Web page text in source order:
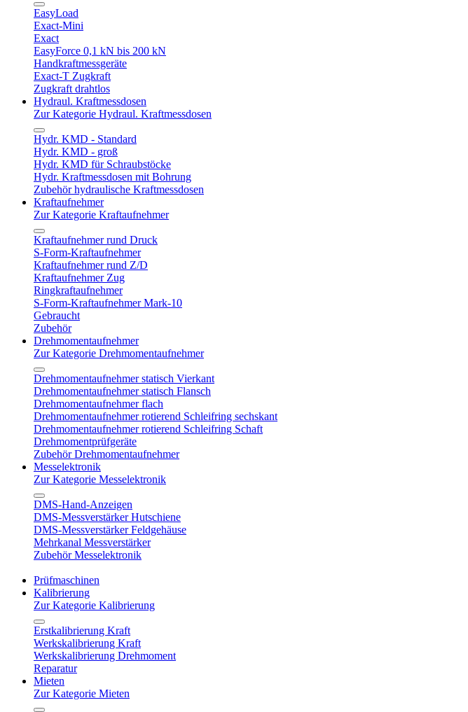
EasyLoad
Exact-Mini
Exact
EasyForce 0,1 kN bis 200 kN
Handkraftmessgeräte
Exact-T Zugkraft
Zugkraft drahtlos
Hydraul. Kraftmessdosen
Zur Kategorie Hydraul. Kraftmessdosen
Hydr. KMD - Standard
Hydr. KMD - groß
Hydr. KMD für Schraubstöcke
Hydr. Kraftmessdosen mit Bohrung
Zubehör hydraulische Kraftmessdosen
Kraftaufnehmer
Zur Kategorie Kraftaufnehmer
Kraftaufnehmer rund Druck
S-Form-Kraftaufnehmer
Kraftaufnehmer rund Z/D
Kraftaufnehmer Zug
Ringkraftaufnehmer
S-Form-Kraftaufnehmer Mark-10
Gebraucht
Zubehör
Drehmomentaufnehmer
Zur Kategorie Drehmomentaufnehmer
Drehmomentaufnehmer statisch Vierkant
Drehmomentaufnehmer statisch Flansch
Drehmomentaufnehmer flach
Drehmomentaufnehmer rotierend Schleifring sechskant
Drehmomentaufnehmer rotierend Schleifring Schaft
Drehmomentprüfgeräte
Zubehör Drehmomentaufnehmer
Messelektronik
Zur Kategorie Messelektronik
DMS-Hand-Anzeigen
DMS-Messverstärker Hutschiene
DMS-Messverstärker Feldgehäuse
Mehrkanal Messverstärker
Zubehör Messelektronik
Prüfmaschinen
Kalibrierung
Zur Kategorie Kalibrierung
Erstkalibrierung Kraft
Werkskalibrierung Kraft
Werkskalibrierung Drehmoment
Reparatur
Mieten
Zur Kategorie Mieten